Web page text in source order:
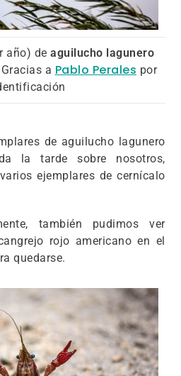
año) de aguilucho lagunero
a Pablo Perales por
de aguilucho lagunero
la tarde sobre nosotros,
ejemplares de cernícalo
también pudimos ver
rojo americano en el
quedarse.